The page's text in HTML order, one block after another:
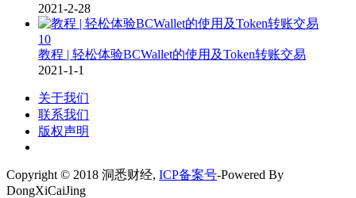
2021-2-28
10
教程 | 轻松体验BCWallet的使用及Token转账交易
2021-1-1
关于我们
联系我们
版权声明
Copyright © 2018 洞悉财经, ICP备案号-Powered By
DongXiCaiJing